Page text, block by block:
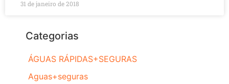
31 de janeiro de 2018
Categorias
ÁGUAS RÁPIDAS+SEGURAS
Aguas+seguras